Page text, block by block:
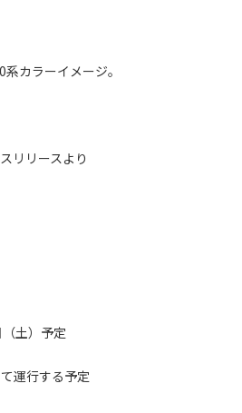
カラーイメージ。
リリースより
土）予定
運行する予定